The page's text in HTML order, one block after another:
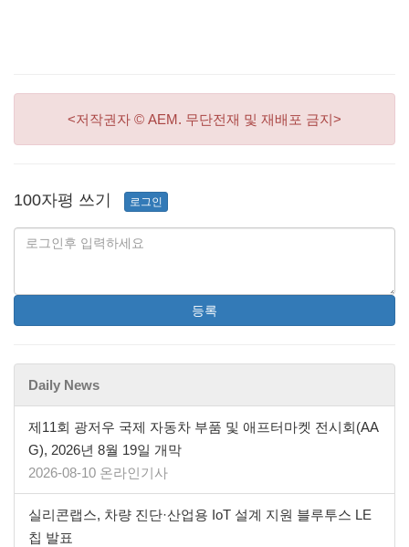
<저작권자 © AEM. 무단전재 및 재배포 금지>
100자평 쓰기 로그인
등록
Daily News
제11회 광저우 국제 자동차 부품 및 애프터마켓 전시회(AA
G), 2026년 8월 19일 개막
2026-08-10 온라인기사
실리콘랩스, 차량 진단·산업용 IoT 설계 지원 블루투스 LE
칩 발표